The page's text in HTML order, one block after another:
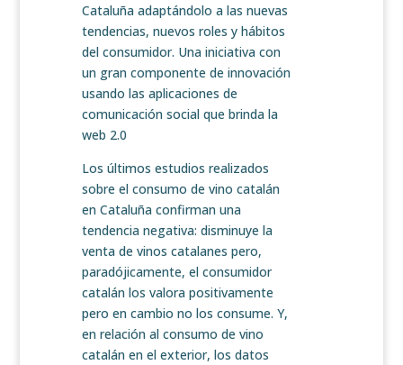
Cataluña adaptándolo a las nuevas
tendencias, nuevos roles y hábitos
del consumidor. Una iniciativa con
un gran componente de innovación
usando las aplicaciones de
comunicación social que brinda la
web 2.0
Los últimos estudios realizados
sobre el consumo de vino catalán
en Cataluña confirman una
tendencia negativa: disminuye la
venta de vinos catalanes pero,
paradójicamente, el consumidor
catalán los valora positivamente
pero en cambio no los consume. Y,
en relación al consumo de vino
catalán en el exterior, los datos